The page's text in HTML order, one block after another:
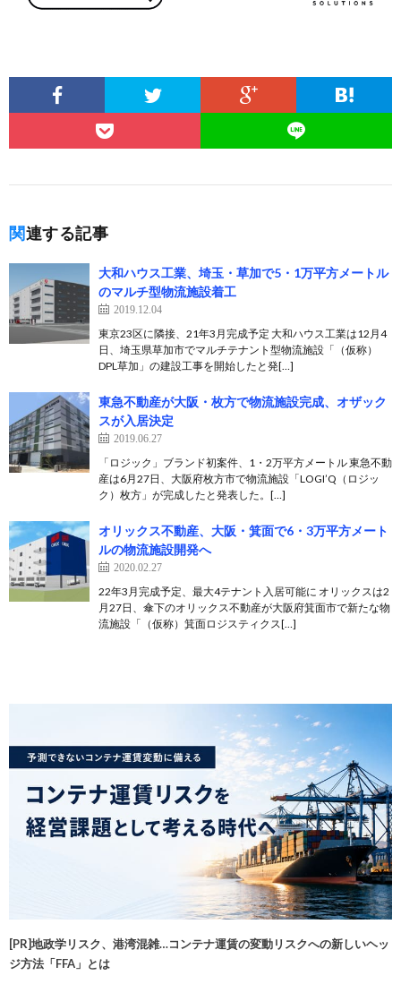
関連する記事
大和ハウス工業、埼玉・草加で5・1万平方メートル
のマルチ型物流施設着工
2019.12.04
東京23区に隣接、21年3月完成予定 大和ハウス工業は12月4
日、埼玉県草加市でマルチテナント型物流施設「（仮称）
DPL草加」の建設工事を開始したと発[…]
東急不動産が大阪・枚方で物流施設完成、オザック
スが入居決定
2019.06.27
「ロジック」ブランド初案件、1・2万平方メートル 東急不動
産は6月27日、大阪府枚方市で物流施設「LOGI’Q（ロジッ
ク）枚方」が完成したと発表した。[…]
オリックス不動産、大阪・箕面で6・3万平方メート
ルの物流施設開発へ
2020.02.27
22年3月完成予定、最大4テナント入居可能に オリックスは2
月27日、傘下のオリックス不動産が大阪府箕面市で新たな物
流施設「（仮称）箕面ロジスティクス[…]
[PR]地政学リスク、港湾混雑…コンテナ運賃の変動リスクへの新しいヘッ
ジ方法「FFA」とは